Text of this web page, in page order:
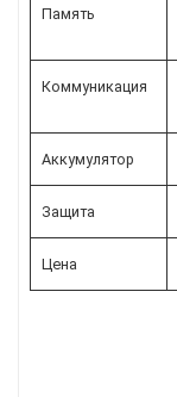
Память
Коммуникация
Аккумулятор
Защита
Цена